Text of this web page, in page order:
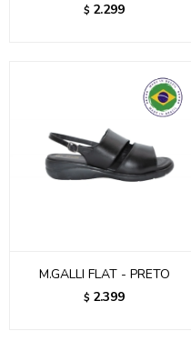
$ 2.299
M.GALLI FLAT - PRETO
$ 2.399